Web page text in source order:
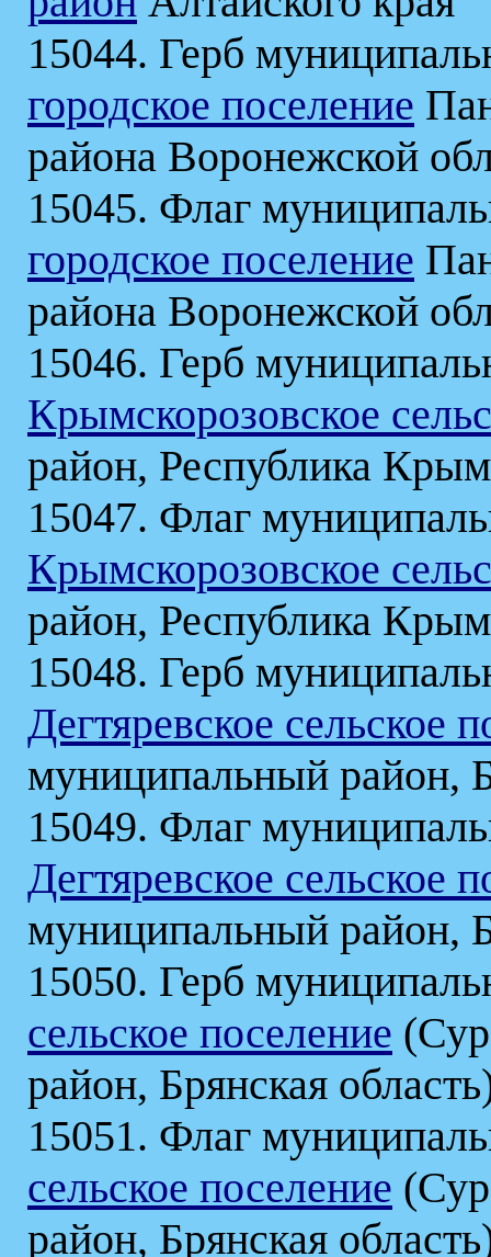
15044. Герб
городское поселение
района Воронежской
15045. Флаг
городское поселение
района Воронежской
15046. Герб
Крымскорозовское
район, Республика
15047. Флаг
Крымскорозовское
район, Республика
15048. Герб
Дегтяревское сельское
муниципальный район,
15049. Флаг
Дегтяревское сельское
муниципальный район,
15050. Герб
сельское поселение
район, Брянская
15051. Флаг
сельское поселение
район, Брянская